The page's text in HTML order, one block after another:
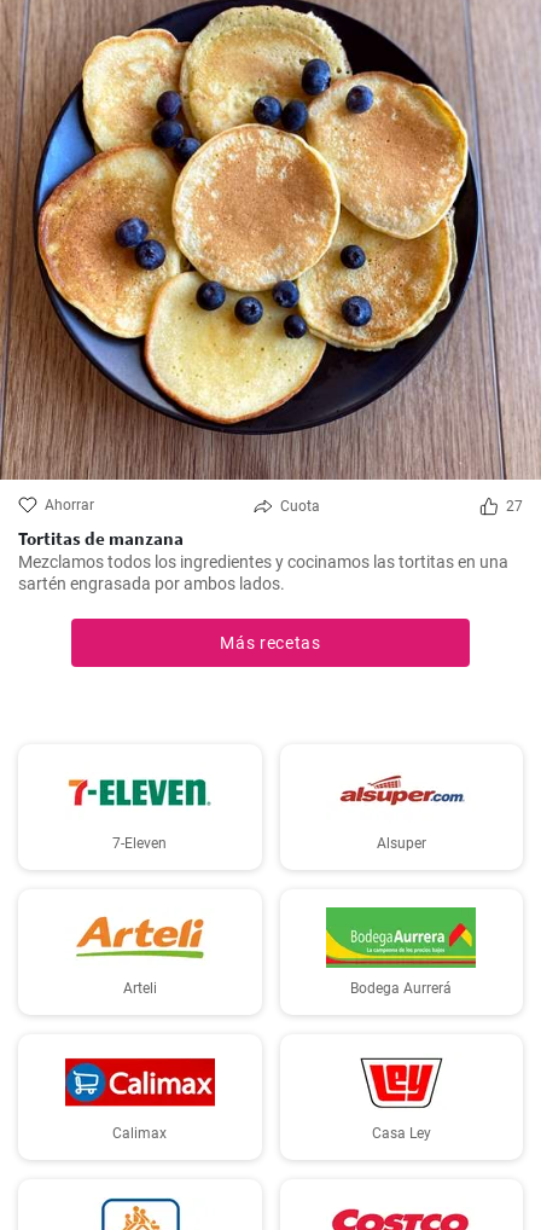
Ahorrar Cuota 27
Tortitas de manzana
Mezclamos todos los ingredientes y cocinamos las tortitas en una
sartén engrasada por ambos lados.
Más recetas
7-Eleven Alsuper
Arteli Bodega Aurrerá
Calimax Casa Ley